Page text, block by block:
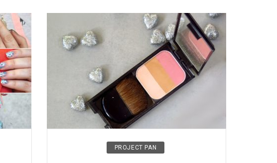
PROJECT PAN